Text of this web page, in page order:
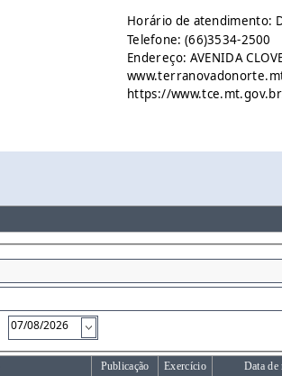
Horário de atendimento:
Telefone: (66)3534-2500
Endereço: AVENIDA
https://
Publicação Exercício Data de